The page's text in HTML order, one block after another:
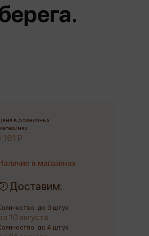
в розничных
161 ₽
в магазинах
Доставим:
до 3 штук
10 августа
до 4 штук